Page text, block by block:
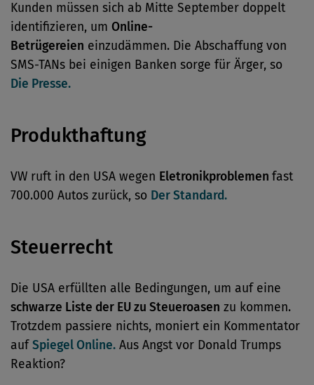
Kunden müssen sich ab Mitte September doppelt
identifizieren, um Online-
Betrügereien einzudämmen. Die Abschaffung von
SMS-TANs bei einigen Banken sorge für Ärger, so
Die Presse.
Produkthaftung
VW ruft in den USA wegen Eletronikproblemen fast
700.000 Autos zurück, so Der Standard.
Steuerrecht
Die USA erfüllten alle Bedingungen, um auf eine
schwarze Liste der EU zu Steueroasen zu kommen.
Trotzdem passiere nichts, moniert ein Kommentator
aufSpiegel Online. Aus Angst vor Donald Trumps
Reaktion?